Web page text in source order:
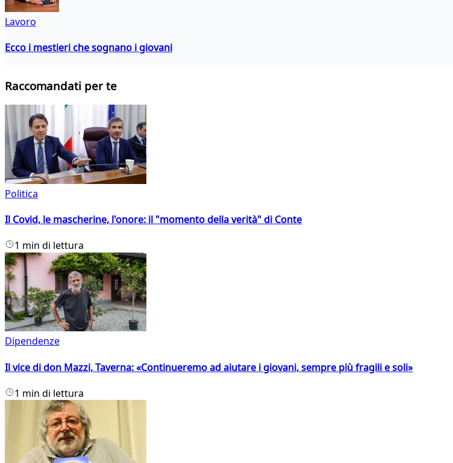
Lavoro
Ecco i mestieri che sognano i giovani
Raccomandati per te
Politica
Il Covid, le mascherine, l'onore: il "momento della verità" di Conte
1 min di lettura
Dipendenze
Il vice di don Mazzi, Taverna: «Continueremo ad aiutare i giovani, sempre più fragili e soli»
1 min di lettura